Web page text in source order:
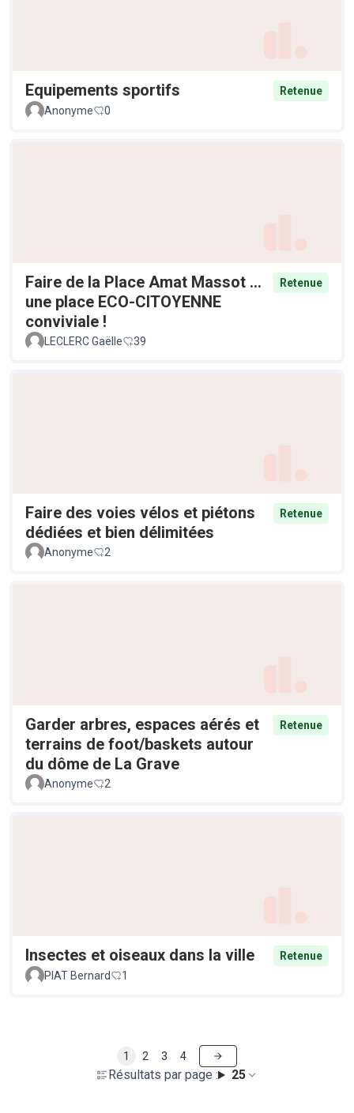
Equipements sportifs
Retenue
Anonyme
0
Faire de la Place Amat Massot ...
une place ECO-CITOYENNE
conviviale !
Retenue
LECLERC Gaëlle 39
Faire des voies vélos et piétons
dédiées et bien délimitées
Retenue
Anonyme 2
Garder arbres, espaces aérés et
terrains de foot/baskets autour
du dôme de La Grave
Retenue
Anonyme 2
Insectes et oiseaux dans la ville
Retenue
PIAT Bernard
1
Résultats par page : 25
1 2 3 4